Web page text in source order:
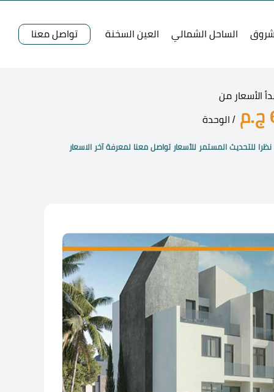
الساحل الشمالي العين السخنة تواصل معنا
الأسعار من
/ الوحدة
نظرا للتحديث المستمر للأسعار تواصل معنا لمعرفة آخر الاسعار